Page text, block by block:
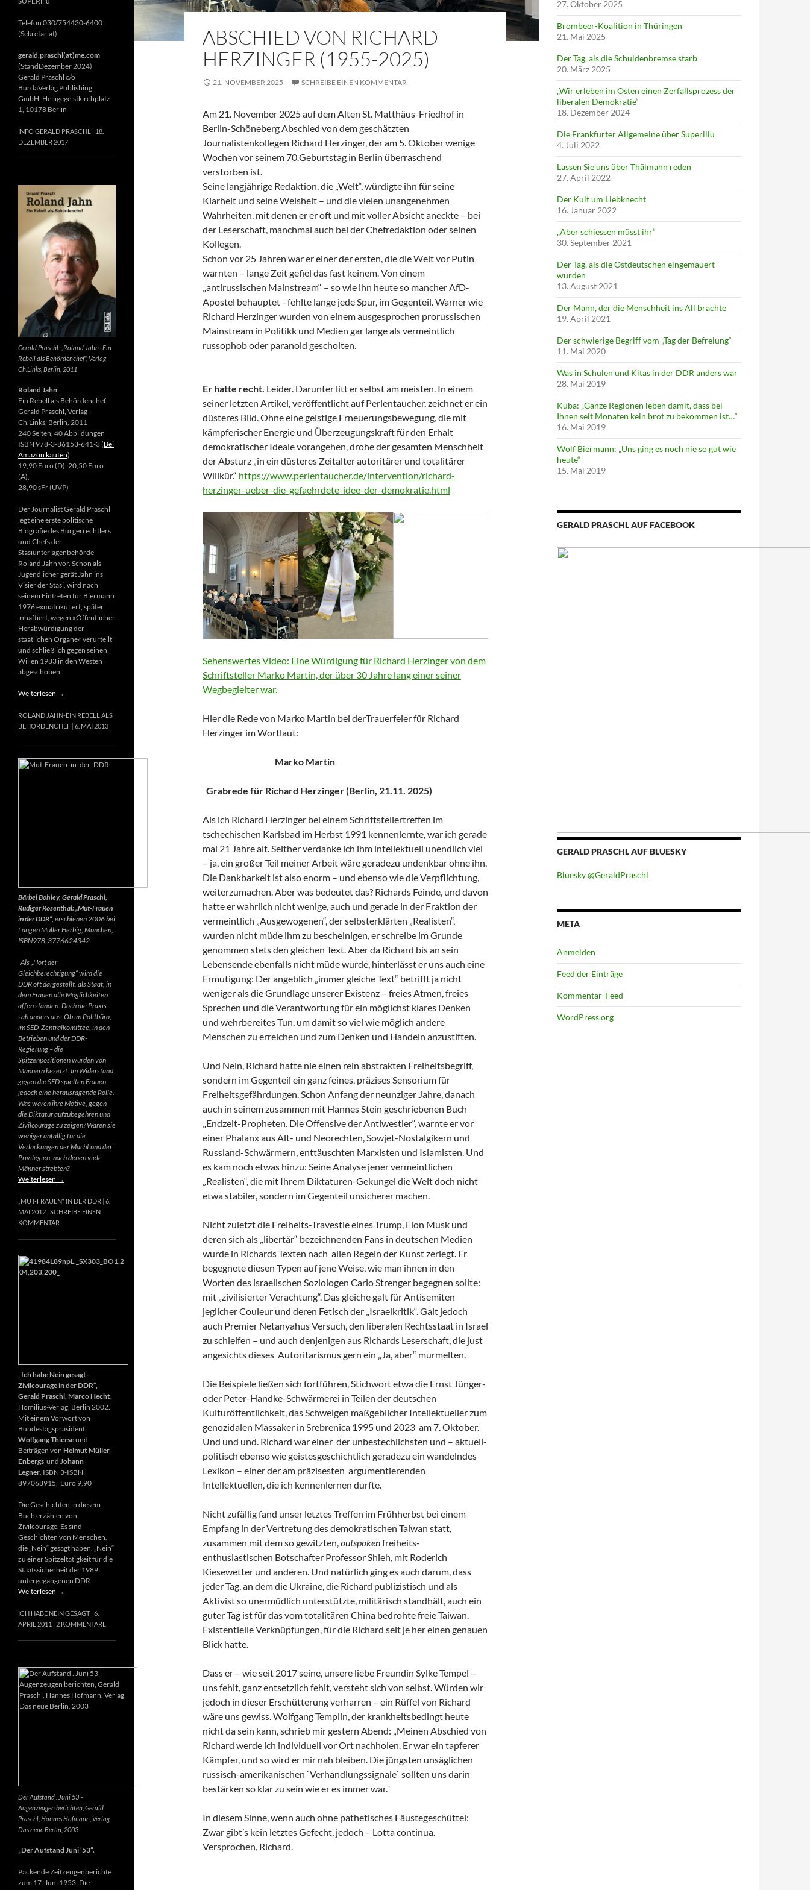
ABSCHIED VON RICHARD
HERZINGER (1955-2025)
21. NOVEMBER 2025 SCHREIBE EINEN KOMMENTAR
Am 21. November 2025 auf dem Alten St. Matthäus-Friedhof in
Berlin-Schöneberg Abschied von dem geschätzten
Journalistenkollegen Richard Herzinger, der am 5. Oktober wenige
Wochen vor seinem 70.Geburtstag in Berlin überraschend
verstorben ist.
Seine langjährige Redaktion, die „Welt“, würdigte ihn für seine
Klarheit und seine Weisheit – und die vielen unangenehmen
Wahrheiten, mit denen er er oft und mit voller Absicht aneckte – bei
der Leserschaft, manchmal auch bei der Chefredaktion oder seinen
Kollegen.
Schon vor 25 Jahren war er einer der ersten, die die Welt vor Putin
warnten – lange Zeit gefiel das fast keinem. Von einem
„antirussischen Mainstream“ – so wie ihn heute so mancher AfD-
Apostel behauptet –fehlte lange jede Spur, im Gegenteil. Warner wie
Richard Herzinger wurden von einem ausgesprochen prorussischen
Mainstream in Politikk und Medien gar lange als vermeintlich
russophob oder paranoid gescholten.
Er hatte recht. Leider. Darunter litt er selbst am meisten. In einem
seiner letzten Artikel, veröffentlicht auf Perlentaucher, zeichnet er ein
düsteres Bild. Ohne eine geistige Erneuerungsbewegung, die mit
kämpferischer Energie und Überzeugungskraft für den Erhalt
demokratischer Ideale vorangehen, drohe der gesamten Menschheit
der Absturz „in ein düsteres Zeitalter autoritärer und totalitärer
Willkür.“ https://www.perlentaucher.de/intervention/richard-
herzinger-ueber-die-gefaehrdete-idee-der-demokratie.html
Sehenswertes Video: Eine Würdigung für Richard Herzinger von dem
Schriftsteller Marko Martin, der über 30 Jahre lang einer seiner
Wegbegleiter war.
Hier die Rede von Marko Martin bei derTrauerfeier für Richard
Herzinger im Wortlaut:
Marko Martin
Grabrede für Richard Herzinger (Berlin, 21.11. 2025)
Als ich Richard Herzinger bei einem Schriftstellertreffen im
tschechischen Karlsbad im Herbst 1991 kennenlernte, war ich gerade
mal 21 Jahre alt. Seither verdanke ich ihm intellektuell unendlich viel
– ja, ein großer Teil meiner Arbeit wäre geradezu undenkbar ohne ihn.
Die Dankbarkeit ist also enorm – und ebenso wie die Verpflichtung,
weiterzumachen. Aber was bedeutet das? Richards Feinde, und davon
hatte er wahrlich nicht wenige, auch und gerade in der Fraktion der
vermeintlich „Ausgewogenen“, der selbsterklärten „Realisten“,
wurden nicht müde ihm zu bescheinigen, er schreibe im Grunde
genommen stets den gleichen Text. Aber da Richard bis an sein
Lebensende ebenfalls nicht müde wurde, hinterlässt er uns auch eine
Ermutigung: Der angeblich „immer gleiche Text“ betrifft ja nicht
weniger als die Grundlage unserer Existenz – freies Atmen, freies
Sprechen und die Verantwortung für ein möglichst klares Denken
und wehrbereites Tun, um damit so viel wie möglich andere
Menschen zu erreichen und zum Denken und Handeln anzustiften.
Und Nein, Richard hatte nie einen rein abstrakten Freiheitsbegriff,
sondern im Gegenteil ein ganz feines, präzises Sensorium für
Freiheitsgefährdungen. Schon Anfang der neunziger Jahre, danach
auch in seinem zusammen mit Hannes Stein geschriebenen Buch
„Endzeit-Propheten. Die Offensive der Antiwestler“, warnte er vor
einer Phalanx aus Alt- und Neorechten, Sowjet-Nostalgikern und
Russland-Schwärmern, enttäuschten Marxisten und Islamisten. Und
es kam noch etwas hinzu: Seine Analyse jener vermeintlichen
„Realisten“, die mit Ihrem Diktaturen-Gekungel die Welt doch nicht
etwa stabiler, sondern im Gegenteil unsicherer machen.
Nicht zuletzt die Freiheits-Travestie eines Trump, Elon Musk und
deren sich als „libertär“ bezeichnenden Fans in deutschen Medien
wurde in Richards Texten nach allen Regeln der Kunst zerlegt. Er
begegnete diesen Typen auf jene Weise, wie man ihnen in den
Worten des israelischen Soziologen Carlo Strenger begegnen sollte:
mit „zivilisierter Verachtung“. Das gleiche galt für Antisemiten
jeglicher Couleur und deren Fetisch der „Israelkritik“. Galt jedoch
auch Premier Netanyahus Versuch, den liberalen Rechtsstaat in Israel
zu schleifen – und auch denjenigen aus Richards Leserschaft, die just
angesichts dieses Autoritarismus gern ein „Ja, aber“ murmelten.
Die Beispiele ließen sich fortführen, Stichwort etwa die Ernst Jünger-
oder Peter-Handke-Schwärmerei in Teilen der deutschen
Kulturöffentlichkeit, das Schweigen maßgeblicher Intellektueller zum
genozidalen Massaker in Srebrenica 1995 und 2023 am 7. Oktober.
Und und und. Richard war einer der unbestechlichsten und – aktuell-
politisch ebenso wie geistesgeschichtlich geradezu ein wandelndes
Lexikon – einer der am präzisesten argumentierenden
Intellektuellen, die ich kennenlernen durfte.
Nicht zufällig fand unser letztes Treffen im Frühherbst bei einem
Empfang in der Vertretung des demokratischen Taiwan statt,
zusammen mit dem so gewitzten, outspokenfreiheits-
enthusiastischen Botschafter Professor Shieh, mit Roderich
Kiesewetter und anderen. Und natürlich ging es auch darum, dass
jeder Tag, an dem die Ukraine, die Richard publizistisch und als
Aktivist so unermüdlich unterstützte, militärisch standhält, auch ein
guter Tag ist für das vom totalitären China bedrohte freie Taiwan.
Existentielle Verknüpfungen, für die Richard seit je her einen genauen
Blick hatte.
Dass er – wie seit 2017 seine, unsere liebe Freundin Sylke Tempel –
uns fehlt, ganz entsetzlich fehlt, versteht sich von selbst. Würden wir
jedoch in dieser Erschütterung verharren – ein Rüffel von Richard
wäre uns gewiss. Wolfgang Templin, der krankheitsbedingt heute
nicht da sein kann, schrieb mir gestern Abend: „Meinen Abschied von
Richard werde ich individuell vor Ort nachholen. Er war ein tapferer
Kämpfer, und so wird er mir nah bleiben. Die jüngsten unsäglichen
russisch-amerikanischen `Verhandlungssignale` sollten uns darin
bestärken so klar zu sein wie er es immer war.´
In diesem Sinne, wenn auch ohne pathetisches Fäustegeschüttel:
Zwar gibt’s kein letztes Gefecht, jedoch – Lotta continua.
Versprochen, Richard.
27. Oktober 2025
Brombeer-Koalition in Thüringen
21. Mai 2025
Der Tag, als die Schuldenbremse starb
20. März 2025
„Wir erleben im Osten einen Zerfallsprozess der
liberalen Demokratie“
18. Dezember 2024
Die Frankfurter Allgemeine über Superillu
4. Juli 2022
Lassen Sie uns über Thälmann reden
27. April 2022
Der Kult um Liebknecht
16. Januar 2022
„Aber schiessen müsst ihr“
30. September 2021
Der Tag, als die Ostdeutschen eingemauert
wurden
13. August 2021
Der Mann, der die Menschheit ins All brachte
19. April 2021
Der schwierige Begriff vom „Tag der Befreiung“
11. Mai 2020
Was in Schulen und Kitas in der DDR anders war
28. Mai 2019
Kuba: „Ganze Regionen leben damit, dass bei
Ihnen seit Monaten kein brot zu bekommen ist…“
16. Mai 2019
Wolf Biermann: „Uns ging es noch nie so gut wie
heute“
15. Mai 2019
GERALD PRASCHL AUF FACEBOOK
GERALD PRASCHL AUF BLUESKY
Bluesky @GeraldPraschl
META
Anmelden
Feed der Einträge
Kommentar-Feed
WordPress.org
Telefon 030/754430-6400
(Sekretariat)
gerald.praschl(at)me.com
(StandDezember 2024)
Gerald Praschl c/o
BurdaVerlag Publishing
GmbH, Heiligegeistkirchplatz
1, 10178 Berlin
INFO GERALD PRASCHL
18.
DEZEMBER 2017
Gerald Praschl. „Roland Jahn- Ein
Rebell als Behördenchef“, Verlag
Ch.Links, Berlin, 2011
Roland Jahn
Ein Rebell als Behördenchef
Gerald Praschl, Verlag
Ch.Links, Berlin, 2011
240 Seiten, 40 Abbildungen
ISBN 978-3-86153-641-3 (Bei
Amazon kaufen)
19,90 Euro (D), 20,50 Euro
(A),
28,90 sFr (UVP)
Der Journalist Gerald Praschl
legt eine erste politische
Biografie des Bürgerrechtlers
und Chefs der
Stasiunterlagenbehörde
Roland Jahn vor. Schon als
Jugendlicher gerät Jahn ins
Visier der Stasi, wird nach
seinem Eintreten für Biermann
1976 exmatrikuliert, später
inhaftiert, wegen »Öffentlicher
Herabwürdigung der
staatlichen Organe« verurteilt
und schließlich gegen seinen
Willen 1983 in den Westen
abgeschoben.
Weiterlesen →
ROLAND JAHN-EIN REBELL ALS
BEHÖRDENCHEF 6. MAI 2013
Bärbel Bohley, Gerald Praschl,
Rüdiger Rosenthal: „Mut-Frauen
in der DDR“, erschienen 2006 bei
Langen Müller Herbig, München,
ISBN978-3776624342
Als „Hort der
Gleichberechtigung“ wird die
DDR oft dargestellt, als Staat, in
dem Frauen alle Möglichkeiten
offen standen. Doch die Praxis
sah anders aus: Ob im Politbüro,
im SED-Zentralkomittee, in den
Betrieben und der DDR-
Regierung – die
Spitzenpositionen wurden von
Männern besetzt. Im Widerstand
gegen die SED spielten Frauen
jedoch eine herausragende Rolle.
Was waren ihre Motive, gegen
die Diktatur aufzubegehren und
Zivilcourage zu zeigen? Waren sie
weniger anfällig für die
Verlockungen der Macht und der
Privilegien, nach denen viele
Männer strebten?
Weiterlesen →
„MUT-FRAUEN“ IN DER DDR 6.
MAI 2012 SCHREIBE EINEN
KOMMENTAR
„Ich habe Nein gesagt-
Zivilcourage in der DDR“,
Gerald Praschl, Marco Hecht,
Homilius-Verlag, Berlin 2002.
Mit einem Vorwort von
Bundestagspräsident
Wolfgang Thierseund
Beiträgen von Helmut Müller-
Enbergs und Johann
Legner , ISBN 3-ISBN
897068915, Euro 9,90
Die Geschichten in diesem
Buch erzählen von
Zivilcourage. Es sind
Geschichten von Menschen,
die „Nein“ gesagt haben. „Nein“
zu einer Spitzeltätigkeit für die
Staatssicherheit der 1989
untergegangenen DDR.
Weiterlesen →
ICH HABE NEIN GESAGT 6.
APRIL 2011
2 KOMMENTARE
Der Aufstand . Juni 53 –
Augenzeugen berichten, Gerald
Praschl, Hannes Hofmann, Verlag
Das neue Berlin, 2003
„Der Aufstand Juni ’53“.
Packende Zeitzeugenberichte
zum 17. Juni 1953: Die